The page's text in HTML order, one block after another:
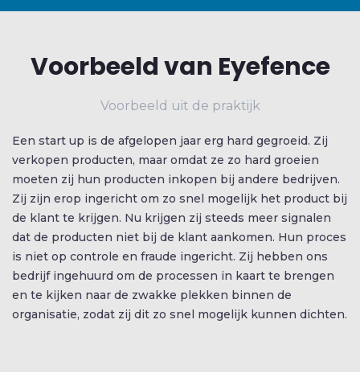
Voorbeeld van Eyefence
Voorbeeld uit de praktijk
Een start up is de afgelopen jaar erg hard gegroeid. Zij
verkopen producten, maar omdat ze zo hard groeien
moeten zij hun producten inkopen bij andere bedrijven.
Zij zijn erop ingericht om zo snel mogelijk het product bij
de klant te krijgen. Nu krijgen zij steeds meer signalen
dat de producten niet bij de klant aankomen. Hun proces
is niet op controle en fraude ingericht. Zij hebben ons
bedrijf ingehuurd om de processen in kaart te brengen
en te kijken naar de zwakke plekken binnen de
organisatie, zodat zij dit zo snel mogelijk kunnen dichten.